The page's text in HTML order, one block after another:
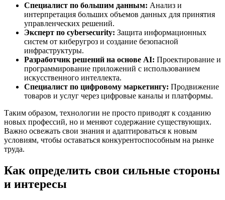
Специалист по большим данным: Анализ и
интерпретация больших объемов данных для принятия
управленческих решений.
Эксперт по cybersecurity: Защита информационных
систем от киберугроз и создание безопасной
инфраструктуры.
Разработчик решений на основе AI: Проектирование и
программирование приложений с использованием
искусственного интеллекта.
Специалист по цифровому маркетингу: Продвижение
товаров и услуг через цифровые каналы и платформы.
Таким образом, технологии не просто приводят к созданию
новых профессий, но и меняют содержание существующих.
Важно освежать свои знания и адаптироваться к новым
условиям, чтобы оставаться конкурентоспособным на рынке
труда.
Как определить свои сильные стороны
и интересы